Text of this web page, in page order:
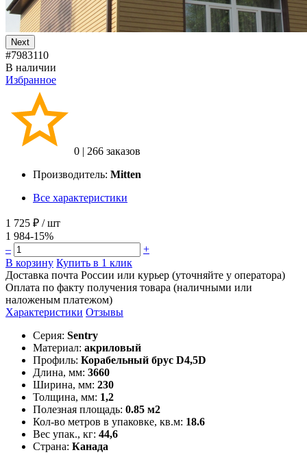
Next
#7983110
В наличии
Избранное
0 | 266 заказов
Производитель: Mitten
Все характеристики
1 725 ₽ / шт
1 984-15%
–
+
В корзину Купить в 1 клик
Доставка почта России или курьер (уточняйте у оператора)
Оплата по факту получения товара (наличными или
наложеным платежом)
Характеристики Отзывы
Серия: Sentry
Материал: акриловый
Профиль: Корабельный брус D4,5D
Длина, мм: 3660
Ширина, мм: 230
Толщина, мм: 1,2
Полезная площадь: 0.85 м2
Кол-во метров в упаковке, кв.м: 18.6
Вес упак., кг: 44,6
Страна: Канада